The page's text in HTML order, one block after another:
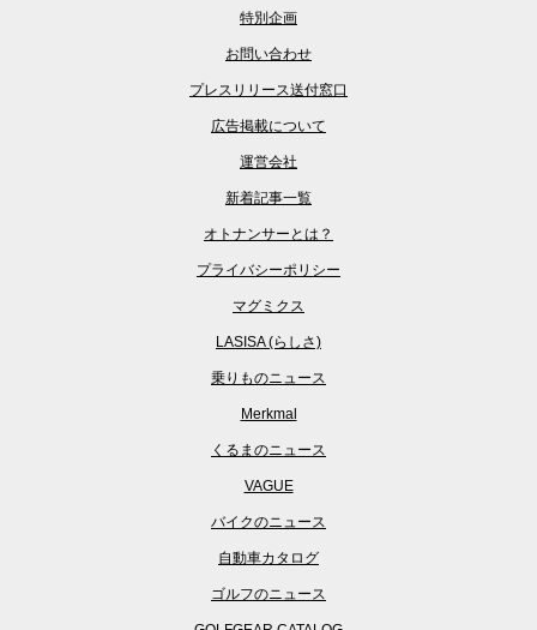
特別企画
お問い合わせ
プレスリリース送付窓口
広告掲載について
運営会社
新着記事一覧
オトナンサーとは？
プライバシーポリシー
マグミクス
LASISA (らしさ)
乗りものニュース
Merkmal
くるまのニュース
VAGUE
バイクのニュース
自動車カタログ
ゴルフのニュース